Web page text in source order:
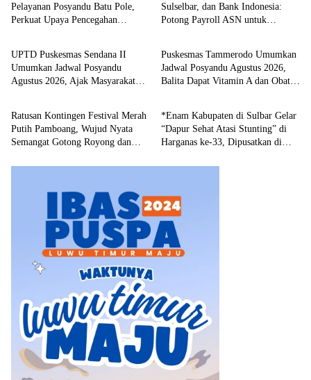
Pelayanan Posyandu Batu Pole,
Perkuat Upaya Pencegahan
Sulselbar, dan Bank Indonesia:
Potong Payroll ASN untuk
Input Sulbar
UPTD Puskesmas Sendana II
Umumkan Jadwal Posyandu
Agustus 2026, Ajak Masyarakat
Input Sulbar
Puskesmas Tammerodo Umumkan
Jadwal Posyandu Agustus 2026,
Balita Dapat Vitamin A dan Obat
Input Sulbar
Ratusan Kontingen Festival Merah
Putih Pamboang, Wujud Nyata
Semangat Gotong Royong dan
Input Sulbar
*Enam Kabupaten di Sulbar Gelar
“Dapur Sehat Atasi Stunting” di
Harganas ke-33, Dipusatkan di